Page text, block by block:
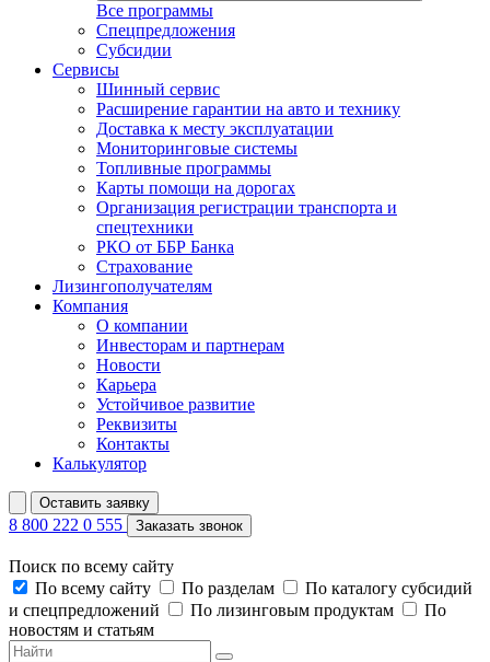
Все программы
Спецпредложения
Субсидии
Сервисы
Шинный сервис
Расширение гарантии на авто и технику
Доставка к месту эксплуатации
Мониторинговые системы
Топливные программы
Карты помощи на дорогах
Организация регистрации транспорта и
спецтехники
РКО от ББР Банка
Страхование
Лизингополучателям
Компания
О компании
Инвесторам и партнерам
Новости
Карьера
Устойчивое развитие
Реквизиты
Контакты
Калькулятор
Оставить заявку
8 800 222 0 555 Заказать звонок
Поиск по всему сайту
По всему сайту
По разделам
По каталогу субсидий
и спецпредложений
По лизинговым продуктам
По
новостям и статьям